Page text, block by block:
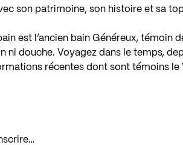
son patrimoine, son histoire et sa
est l’ancien bain Généreux, témoin
ni douche. Voyagez dans le temps,
récentes dont sont témoins